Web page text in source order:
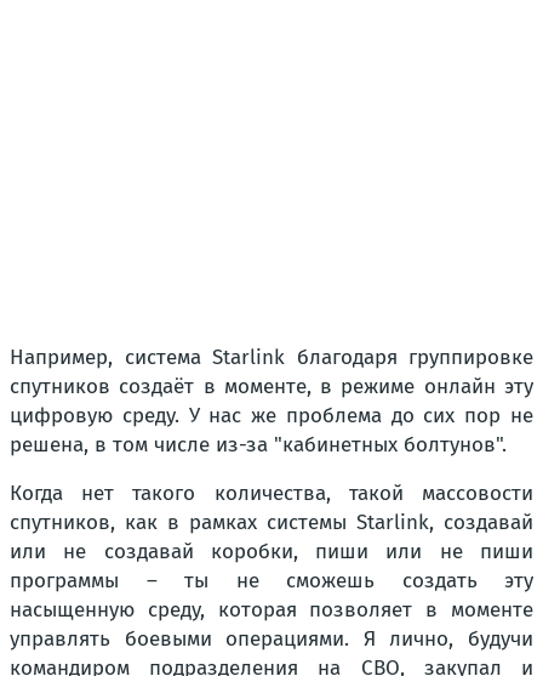
Например, система Starlink благодаря группировке
спутников создаёт в моменте, в режиме онлайн эту
цифровую среду. У нас же проблема до сих пор не
решена, в том числе из-за "кабинетных болтунов".
Когда нет такого количества, такой массовости
спутников, как в рамках системы Starlink, создавай
или не создавай коробки, пиши или не пиши
программы – ты не сможешь создать эту
насыщенную среду, которая позволяет в моменте
управлять боевыми операциями. Я лично, будучи
командиром подразделения на СВО, закупал и